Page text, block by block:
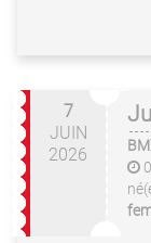
7
JUIN
2026